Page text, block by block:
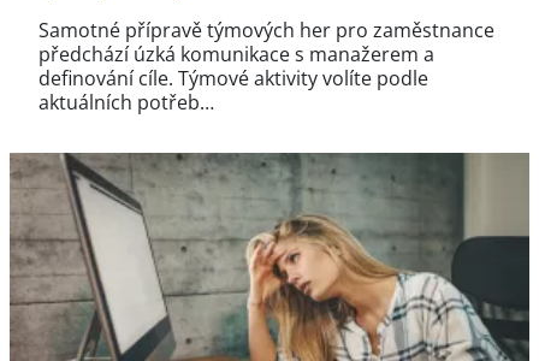
Samotné přípravě týmových her pro zaměstnance
předchází úzká komunikace s manažerem a
definování cíle. Týmové aktivity volíte podle
aktuálních potřeb…